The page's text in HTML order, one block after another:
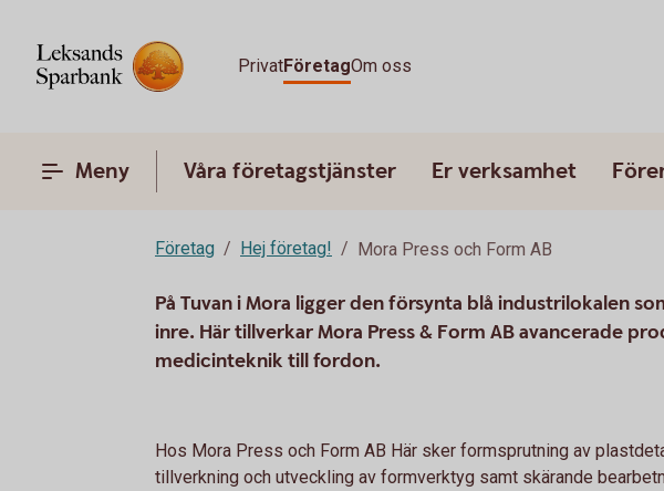
PrivatFöretagOm oss
Meny Våra företagstjänster Er verksamhet
Företag Hej företag! Mora Press och Form AB
På Tuvan i Mora ligger den försynta blå industrilokalen
inre. Här tillverkar Mora Press & Form AB avancerade
medicinteknik till fordon.
Hos Mora Press och Form AB Här sker formsprutning av
tillverkning och utveckling av formverktyg samt skärande